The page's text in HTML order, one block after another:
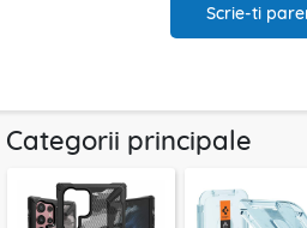
Scrie-ti
Categorii principale